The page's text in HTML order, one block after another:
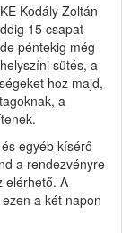
Kodály Zoltán
15 csapat
péntekig még
sütés, a
hoz majd,
a
egyéb kísérő
a rendezvényre
elérhető. A
a két napon